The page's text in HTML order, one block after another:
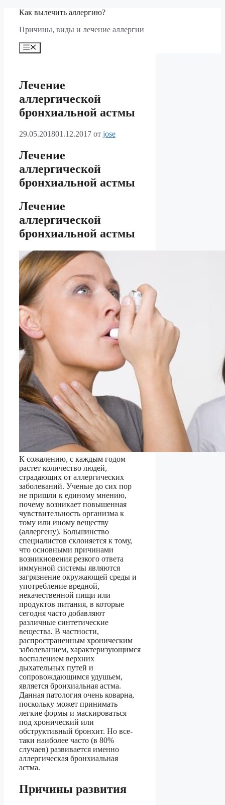
Перейти
содержимому
Как вылечить аллергию?
Причины, виды и лечение аллергии
Меню
Лечение
аллергической
бронхиальной астмы
29.05.201801.12.2017 от jose
Лечение
аллергической
бронхиальной астмы
Лечение
аллергической
бронхиальной астмы
К сожалению, с каждым годом
растет количество людей,
страдающих от аллергических
заболеваний. Ученые до сих пор
не пришли к единому мнению,
почему возникает повышенная
чувствительность организма к
тому или иному веществу
(аллергену). Большинство
специалистов склоняется к тому,
что основными причинами
возникновения резкого ответа
иммунной системы являются
загрязнение окружающей среды и
употребление вредной,
некачественной пищи или
продуктов питания, в которые
сегодня часто добавляют
различные синтетические
вещества. В частности,
распространенным хроническим
заболеванием, характеризующимся
воспалением верхних
дыхательных путей и
сопровождающимся удушьем,
является бронхиальная астма.
Данная патология очень коварна,
поскольку может принимать
легкие формы и маскироваться
под хронический или
обструктивный бронхит. Но все-
таки наиболее часто (в 80%
случаев) развивается именно
аллергическая бронхиальная
астма.
Причины развития